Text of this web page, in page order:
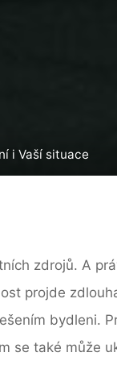
i Vaší situace
zdrojů. A
projde
bydleni.
se také může